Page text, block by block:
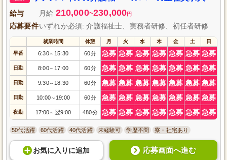
う。一緒に質の高い訪問介護を提供し、地域社会に貢献しませんか。ご応募
をお待ちしております。
給与 月給 210,000~230,000円
応募要件いずれか必須: 介護福祉士、実務者研修、初任者研修
就業時間 休憩 月 火 水 木 金 土 日
早番 6:30～ 15:30 60分 急募 急募 急募 急募 急募 急募 急募
日勤 8:00～ 17:00 60分 急募 急募 急募 急募 急募 急募 急募
日勤 9:30～ 18:30 60分 急募 急募 急募 急募 急募 急募 急募
日勤 10:00～ 19:00 60分 急募 急募 急募 急募 急募 急募 急募
夜勤 17:00～ 翌9:00 480分 急募 急募 急募 急募 急募 急募 急募
50代活躍 60代活躍 40代活躍 未経験可 学歴不問 寮・社宅あり
お気に入り に追加 応募画面へ進む